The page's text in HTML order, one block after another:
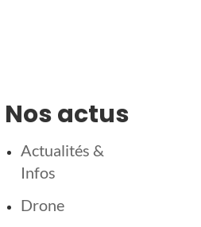
Nos actus
Actualités &
Infos
Drone